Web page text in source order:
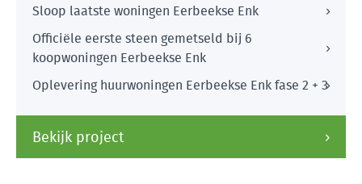
Sloop laatste woningen Eerbeekse Enk
Officiële eerste steen gemetseld bij 6
koopwoningen Eerbeekse Enk
Oplevering huurwoningen Eerbeekse Enk fase 2 + 3
Bekijk project